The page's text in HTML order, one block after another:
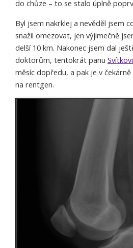
do chůze – to se stalo úplně
Byl jsem nakrklej a nevěděl jsem
snažil omezovat, jen výjimečně
delší 10 km. Nakonec jsem dal
doktorům, tentokrát panu Svítkovi
měsíc dopředu, a pak je v
na rentgen.